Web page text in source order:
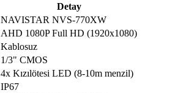
Detay
NAVISTAR NVS-770XW
AHD 1080P Full HD (1920x1080)
Kablosuz
1/3" CMOS
4x Kızılötesi LED (8-10m menzil)
IP67